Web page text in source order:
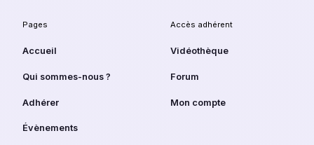
Pages
Accueil
Qui sommes-nous ?
Adhérer
Évènements
Accès adhérent
Vidéothèque
Forum
Mon compte